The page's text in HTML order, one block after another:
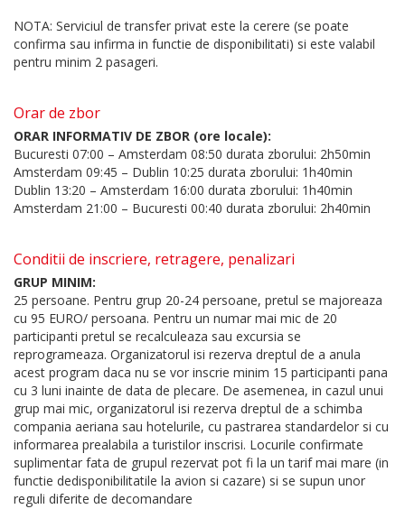
NOTA: Serviciul de transfer privat este la cerere (se poate
confirma sau infirma in functie de disponibilitati) si este valabil
pentru minim 2 pasageri.
Orar de zbor
ORAR INFORMATIV DE ZBOR (ore locale):
Bucuresti 07:00 – Amsterdam 08:50 durata zborului: 2h50min
Amsterdam 09:45 – Dublin 10:25 durata zborului: 1h40min
Dublin 13:20 – Amsterdam 16:00 durata zborului: 1h40min
Amsterdam 21:00 – Bucuresti 00:40 durata zborului: 2h40min
Conditii de inscriere, retragere, penalizari
GRUP MINIM:
25 persoane. Pentru grup 20-24 persoane, pretul se majoreaza
cu 95 EURO/ persoana. Pentru un numar mai mic de 20
participanti pretul se recalculeaza sau excursia se
reprogrameaza. Organizatorul isi rezerva dreptul de a anula
acest program daca nu se vor inscrie minim 15 participanti pana
cu 3 luni inainte de data de plecare. De asemenea, in cazul unui
grup mai mic, organizatorul isi rezerva dreptul de a schimba
compania aeriana sau hotelurile, cu pastrarea standardelor si cu
informarea prealabila a turistilor inscrisi. Locurile confirmate
suplimentar fata de grupul rezervat pot fi la un tarif mai mare (in
functie dedisponibilitatile la avion si cazare) si se supun unor
reguli diferite de decomandare